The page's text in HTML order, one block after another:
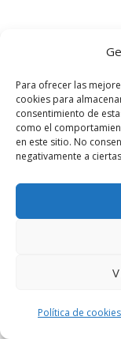
Para ofrecer las
cookies para
consentimiento de
como el
en este sitio. No
negativamente a
Política de cookies
No se han
PUEDE